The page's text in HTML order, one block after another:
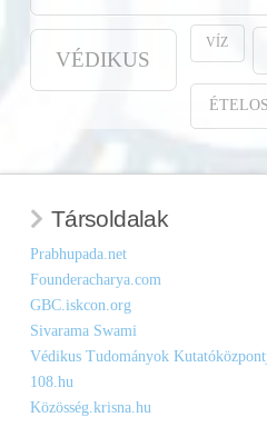
VÉDIKUS
VÍZ
Társoldalak
Prabhupada.net
Founderacharya.com
GBC.iskcon.org
Sivarama Swami
Védikus Tudományok
108.hu
Közösség.krisna.hu